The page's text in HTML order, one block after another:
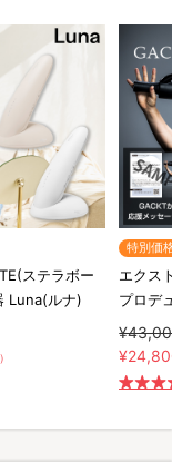
ステラボー
Luna(ルナ)
特別価
エクス
プロデ